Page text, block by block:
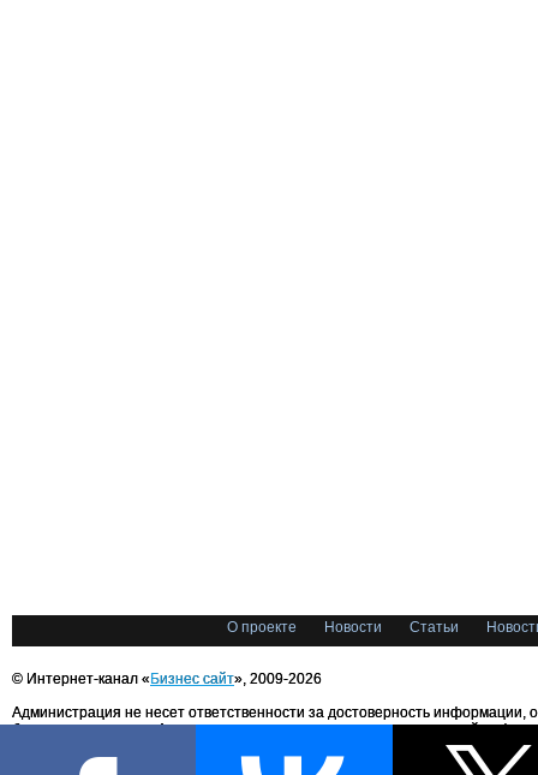
О проекте Новости Статьи
© Интернет-канал «Бизнес сайт», 2009-2026
Администрация не несет ответственности за достоверность информации,
блоггерами портала. Администрация не предоставляет справочной
Все права на любые материалы, опубликованные на сайте, защищены в